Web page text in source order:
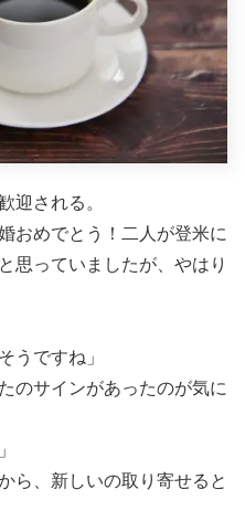
迎される。
おめでとう！二人が登米に
思っていましたが、やはり
うですね」
のサインがあったのが気に
ら、新しいの取り寄せると